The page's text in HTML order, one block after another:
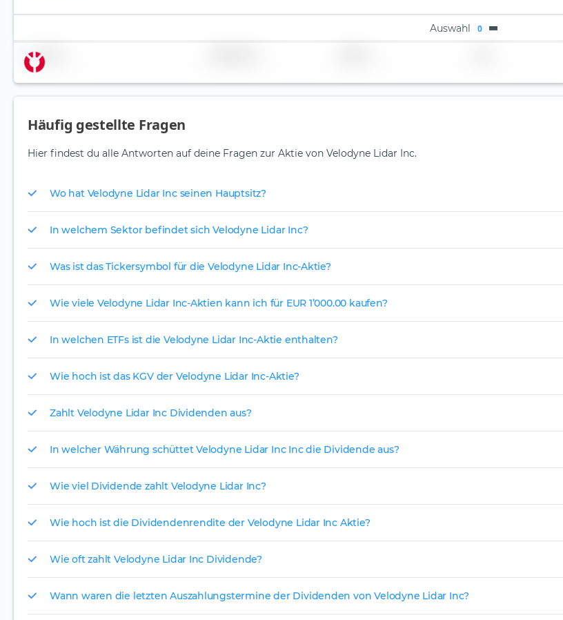
Auswahl 0
Name
Häufig gestellte Fragen
Hier findest du alle Antworten auf deine Fragen zur Aktie von Velodyne Lidar Inc.
Wo hat Velodyne Lidar Inc seinen Hauptsitz?
In welchem Sektor befindet sich Velodyne Lidar Inc?
Was ist das Tickersymbol für die Velodyne Lidar Inc-Aktie?
Wie viele Velodyne Lidar Inc-Aktien kann ich für EUR 1’000.00 kaufen?
In welchen ETFs ist die Velodyne Lidar Inc-Aktie enthalten?
Wie hoch ist das KGV der Velodyne Lidar Inc-Aktie?
Zahlt Velodyne Lidar Inc Dividenden aus?
In welcher Währung schüttet Velodyne Lidar Inc Inc die Dividende aus?
Wie viel Dividende zahlt Velodyne Lidar Inc?
Wie hoch ist die Dividendenrendite der Velodyne Lidar Inc Aktie?
Wie oft zahlt Velodyne Lidar Inc Dividende?
Wann waren die letzten Auszahlungstermine der Dividenden von Velodyne Lidar Inc?